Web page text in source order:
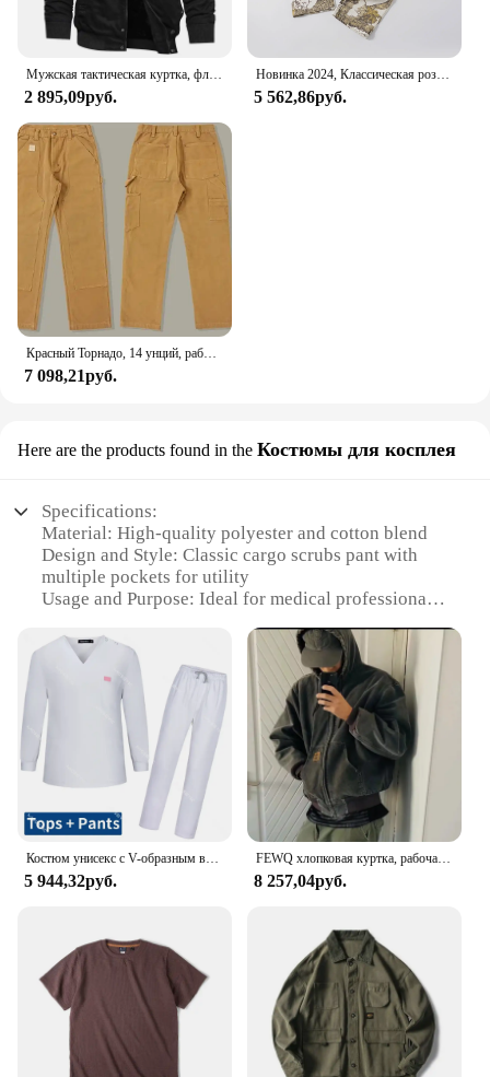
Мужская тактическая куртка, флисовые тактические куртки на осень и зиму, мужская повседневная ветрозащитная уличная рабочая одежда с несколькими карманами, 2024
2 895,09руб.
Новинка 2024, Классическая розовая пляжная хлопковая джинсовая куртка REALTREE с вышивкой, с несколькими карманами, на молнии, рабочая одежда, куртка WT994
5 562,86руб.
Красный Торнадо, 14 унций, рабочий комбинезон с двойной передней частью, мужские брюки-карпентер, рабочая одежда
7 098,21руб.
Here are the products found in the Костюмы для косплея
Specifications:
Material: High-quality polyester and cotton blend
Design and Style: Classic cargo scrubs pant with
multiple pockets for utility
Usage and Purpose: Ideal for medical professionals
Typical Adaptive Scenario: Suitable for both
hospital and clinical settings
Shape or Size or Weight or Quantity: Available in
various sizes to fit a range of body types
Performance and Property: Designed for comfort
and ease of movement, with a sturdy construction to
withstand rigorous use
Features:
|Wholesale|Vendors|
**Comfort and Durability**
cotton, these Workwear Cargo Scrubs Pants offer
both comfort and durability. The fabric is designed
to withstand the demands of a busy work
environment, ensuring that medical professionals
and other workers can focus on their tasks without
worrying about their attire. The cargo pants feature
multiple pockets, providing ample storage for
Костюм унисекс с V-образным вырезом и брюками, спецодежда с длинными рукавами для врачей, Спецодежда для ухода за питомцами
5 944,32руб.
FEWQ хлопковая куртка, рабочая одежда, парусиновая куртка с капюшоном и длинными рукавами, 2024, однотонные повседневные мужские топы с длинными рукавами, корейская мода 24E5378
8 257,04руб.